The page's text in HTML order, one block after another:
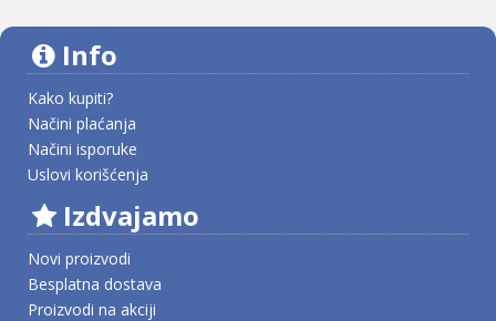
Info
Kako kupiti?
Načini plaćanja
Načini isporuke
Uslovi korišćenja
Izdvajamo
Novi proizvodi
Besplatna dostava
Proizvodi na akciji